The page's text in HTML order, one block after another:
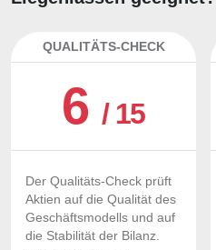
QUALITÄTS-CHECK
6/ 15
Der Qualitäts-Check prüft
Aktien auf die Qualität des
Geschäftsmodells und auf
die Stabilität der Bilanz.